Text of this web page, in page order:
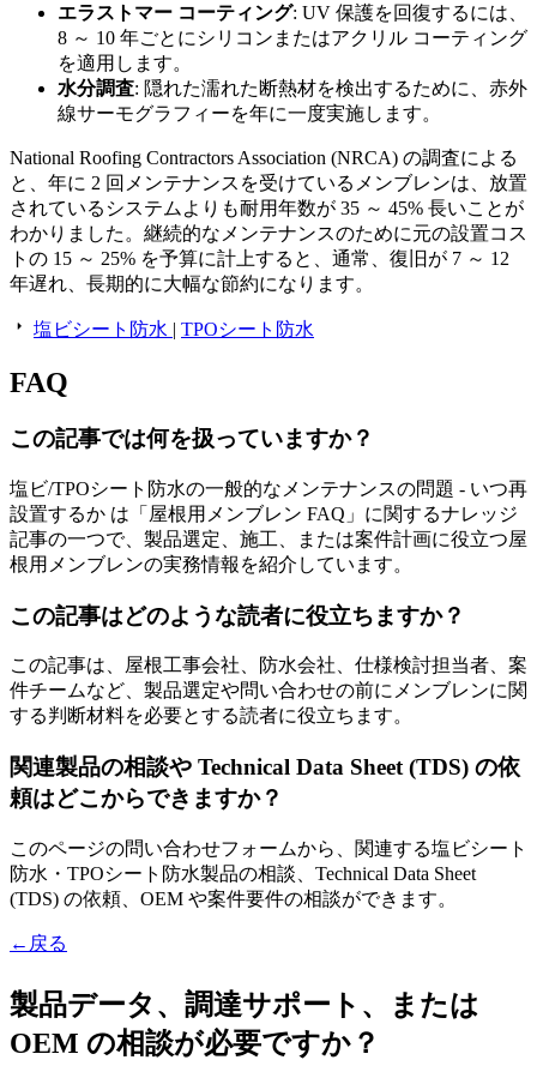
エラストマー コーティング: UV 保護を回復するには、
8 ～ 10 年ごとにシリコンまたはアクリル コーティング
を適用します。
水分調査: 隠れた濡れた断熱材を​​検出するために、赤外
線サーモグラフィーを年に一度実施します。
National Roofing Contractors Association (NRCA) の調査による
と、年に 2 回メンテナンスを受けているメンブレンは、放置
されているシステムよりも耐用年数が 35 ～ 45% 長いことが
わかりました。継続的なメンテナンスのために元の設置コス
トの 15 ～ 25% を予算に計上すると、通常、復旧が 7 ～ 12
年遅れ、長期的に大幅な節約になります。
塩ビシート防水 | TPOシート防水
FAQ
この記事では何を扱っていますか？
塩ビ/TPOシート防水の一般的なメンテナンスの問題 - いつ再
設置するか は「屋根用メンブレン FAQ」に関するナレッジ
記事の一つで、製品選定、施工、または案件計画に役立つ屋
根用メンブレンの実務情報を紹介しています。
この記事はどのような読者に役立ちますか？
この記事は、屋根工事会社、防水会社、仕様検討担当者、案
件チームなど、製品選定や問い合わせの前にメンブレンに関
する判断材料を必要とする読者に役立ちます。
関連製品の相談や Technical Data Sheet (TDS) の依
頼はどこからできますか？
このページの問い合わせフォームから、関連する塩ビシート
防水・TPOシート防水製品の相談、Technical Data Sheet
(TDS) の依頼、OEM や案件要件の相談ができます。
←戻る
製品データ、調達サポート、または
OEM の相談が必要ですか？